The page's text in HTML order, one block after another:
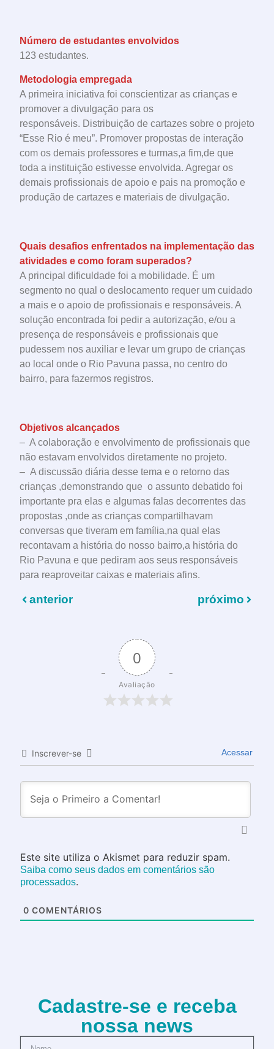
Número de estudantes envolvidos
123 estudantes.
Metodologia empregada
A primeira iniciativa foi conscientizar as crianças e
promover a divulgação para os
responsáveis. Distribuição de cartazes sobre o projeto
“Esse Rio é meu”. Promover propostas de interação
com os demais professores e turmas,a fim,de que
toda a instituição estivesse envolvida. Agregar os
demais profissionais de apoio e pais na promoção e
produção de cartazes e materiais de divulgação.
Quais desafios enfrentados na implementação das
atividades e como foram superados?
A principal dificuldade foi a mobilidade. É um
segmento no qual o deslocamento requer um cuidado
a mais e o apoio de profissionais e responsáveis. A
solução encontrada foi pedir a autorização, e/ou a
presença de responsáveis e profissionais que
pudessem nos auxiliar e levar um grupo de crianças
ao local onde o Rio Pavuna passa, no centro do
bairro, para fazermos registros.
Objetivos alcançados
– A colaboração e envolvimento de profissionais que
não estavam envolvidos diretamente no projeto.
– A discussão diária desse tema e o retorno das
crianças ,demonstrando que o assunto debatido foi
importante pra elas e algumas falas decorrentes das
propostas ,onde as crianças compartilhavam
conversas que tiveram em família,na qual elas
recontavam a história do nosso bairro,a história do
Rio Pavuna e que pediram aos seus responsáveis
para reaproveitar caixas e materiais afins.
anterior próximo
0
Avaliação
Inscrever-se Acessar
Este site utiliza o Akismet para reduzir spam.
Saiba como seus dados em comentários são
processados.
0 COMENTÁRIOS
Cadastre-se e receba
nossa news